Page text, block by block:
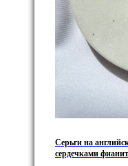
Серьги на
сердечками